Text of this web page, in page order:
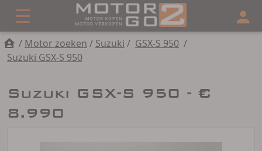
/ Motor zoeken / Suzuki / GSX-S 950 /
Suzuki GSX-S 950
Suzuki GSX-S 950 - €
8.990